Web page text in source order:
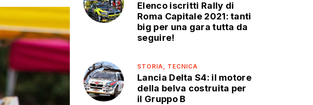
Elenco iscritti Rally di
Roma Capitale 2021: tanti
big per una gara tutta da
seguire!
STORIA, TECNICA
Lancia Delta S4: il motore
della belva costruita per
il Gruppo B